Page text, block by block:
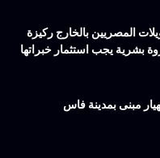
المصريين بالخارج ركيزة
بشرية يجب استثمار خبراتها
مبنى بمدينة فاس